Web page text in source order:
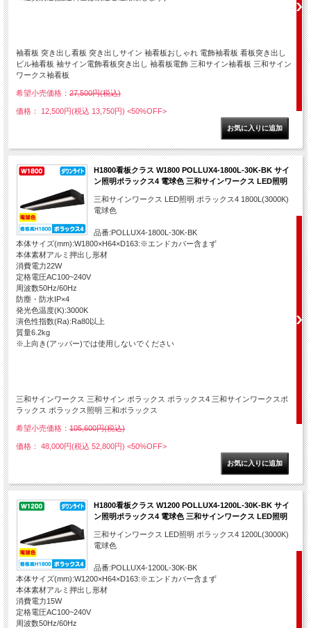
袖看板 突き出し看板 突き出しサイン 袖看板おしゃれ 電飾袖看板 看板突き出し
ビル袖看板 袖サイン電飾看板突き出し 袖看板電飾 三和サイン袖看板 三和サイン
ワークス袖看板
希望小売価格： 27,500円(税込)
価格： 12,500円(税込 13,750円) <50%OFF>
H1800看板クラス W1800 POLLUX4-1800L-30K-BK サイ
ン照明ポラックス4 電球色 三和サインワークス LED照明
三和サインワークス LED照明 ポラックス4 1800L(3000K)
電球色
品番:POLLUX4-1800L-30K-BK
本体サイズ(mm):W1800×H64×D163:※エンドカバー含まず
本体素材アルミ押出し形材
消費電力22W
定格電圧AC100~240V
周波数50Hz/60Hz
防塵・防水IP×4
発光色温度(K):3000K
演色性指数(Ra):Ra80以上
質量6.2kg
※上向き(アッパー)では使用しないでください
三和サインワークス 三和サイン ポラックス ポラックス4 三和サインワークスポ
ラックス ポラックス照明 三和ポラックス
希望小売価格： 105,600円(税込)
価格： 48,000円(税込 52,800円) <50%OFF>
H1800看板クラス W1200 POLLUX4-1200L-30K-BK サイ
ン照明ポラックス4 電球色 三和サインワークス LED照明
三和サインワークス LED照明 ポラックス4 1200L(3000K)
電球色
品番:POLLUX4-1200L-30K-BK
本体サイズ(mm):W1200×H64×D163:※エンドカバー含まず
本体素材アルミ押出し形材
消費電力15W
定格電圧AC100~240V
周波数50Hz/60Hz